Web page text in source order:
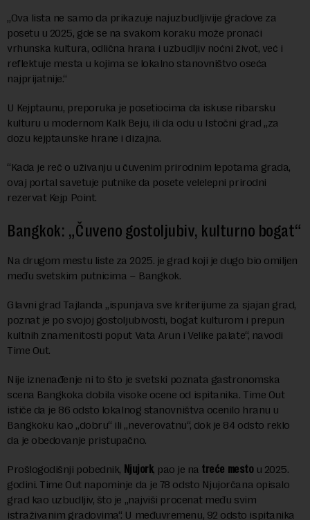
„Ova lista ne samo da prikazuje najuzbudljivije gradove za
posetu u 2025, gde se na svakom koraku može pronaći
vrhunska kultura, odlična hrana i uzbudljiv noćni život, već i
reflektuje mesta u kojima se lokalno stanovništvo oseća
najprijatnije.“
U Kejptaunu, preporuka je posetiocima da iskuse ribarsku
kulturu u modernom Kalk Beju, ili da odu u Istočni grad „za
dozu kejptaunske hrane i dizajna.
“Kada je reč o uživanju u čuvenim prirodnim lepotama grada,
ovaj portal savetuje putnike da posete velelepni prirodni
rezervat Kejp Point.
Bangkok: „Čuveno gostoljubiv, kulturno bogat“
Na drugom mestu liste za 2025. je grad koji je dugo bio omiljen
među svetskim putnicima – Bangkok.
Glavni grad Tajlanda „ispunjava sve kriterijume za sjajan grad,
poznat je po svojoj gostoljubivosti, bogat kulturom i prepun
kultnih znamenitosti poput Vata Arun i Velike palate“, navodi
Time Out.
Nije iznenađenje ni to što je svetski poznata gastronomska
scena Bangkoka dobila visoke ocene od ispitanika. Time Out
ističe da je 86 odsto lokalnog stanovništva ocenilo hranu u
Bangkoku kao „dobru“ ili „neverovatnu“, dok je 84 odsto reklo
da je obedovanje pristupačno.
Prošlogodišnji pobednik, Njujork, pao je na treće mestou 2025.
godini. Time Out napominje da je 78 odsto Njujorčana opisalo
grad kao uzbudljiv, što je „najviši procenat među svim
istraživanim gradovima“. U međuvremenu, 92 odsto ispitanika